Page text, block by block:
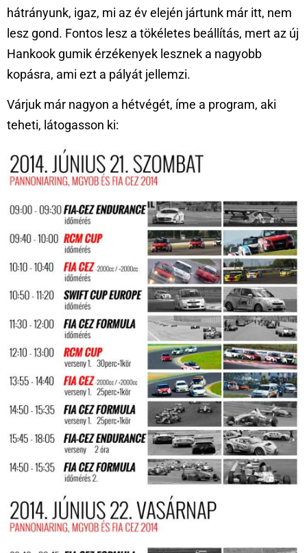
hátrányunk, igaz, mi az év elején jártunk már itt, nem
lesz gond. Fontos lesz a tökéletes beállítás, mert az új
Hankook gumik érzékenyek lesznek a nagyobb
kopásra, ami ezt a pályát jellemzi.
Várjuk már nagyon a hétvégét, íme a program, aki
teheti, látogasson ki: